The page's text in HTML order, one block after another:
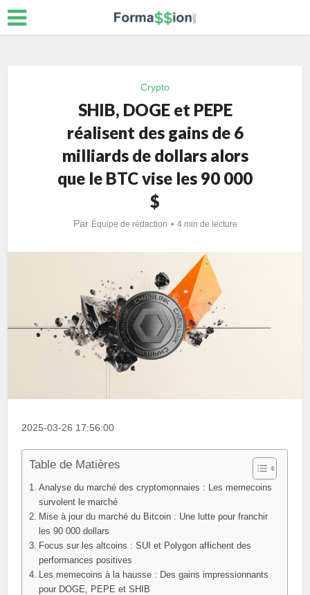
Crypto
SHIB, DOGE et PEPE
réalisent des gains de 6
milliards de dollars alors
que le BTC vise les 90 000
$
Par Équipe de rédaction 4 min de lecture
2025-03-26 17:56:00
Table de Matières
Analyse du marché des cryptomonnaies : Les memecoins
survolent le marché
Mise à jour du marché du Bitcoin : Une lutte pour franchir
les 90 000 dollars
Focus sur les altcoins : SUI et Polygon affichent des
performances positives
Les memecoins à la hausse : Des gains impressionnants
pour DOGE, PEPE et SHIB